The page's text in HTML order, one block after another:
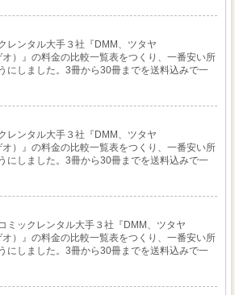
レンタル大手３社『DMM、ツタヤ
オ）』の料金の比較一覧表をつくり、一番安い所
にしました。3冊から30冊までを送料込みで一
レンタル大手３社『DMM、ツタヤ
オ）』の料金の比較一覧表をつくり、一番安い所
にしました。3冊から30冊までを送料込みで一
ミックレンタル大手３社『DMM、ツタヤ
オ）』の料金の比較一覧表をつくり、一番安い所
にしました。3冊から30冊までを送料込みで一